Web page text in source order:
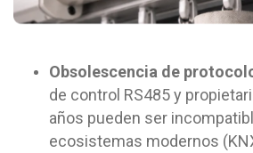
Obsolescencia de
de control RS485 y
años pueden ser
ecosistemas modernos